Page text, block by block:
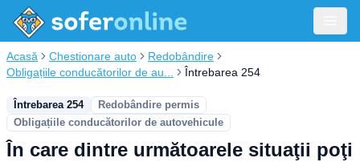
Acasă Chestionare auto
Redobândire
Obligațiile conducătorilor de au...
Întrebarea 254
Întrebarea 254
Redobândire permis
Obligațiile conducătorilor de autovehicule
În care dintre următoarele situaţii poţi